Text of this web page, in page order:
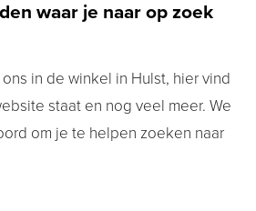
waar je naar op zoek
in de winkel in Hulst, hier vind
staat en nog veel meer. We
om je te helpen zoeken naar